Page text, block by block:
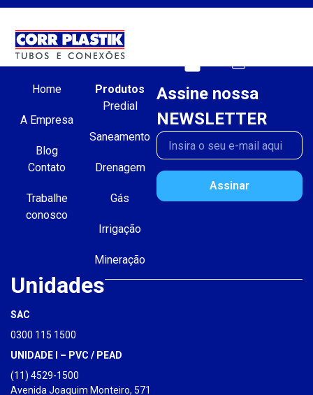
Home
A Empresa
Blog
Contato
Trabalhe
conosco
Produtos
Predial
Saneamento
Drenagem
Gás
Irrigação
Mineração
Assine nossa
NEWSLETTER
Assinar
Unidades
SAC
0300 115 1500
UNIDADE I – PVC / PEAD
(11) 4529-1500
Avenida Joaquim Monteiro, 571